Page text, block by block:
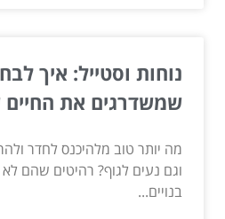
נוחות וסטייל: איך
שמשדרגים את
מה יותר טוב מלהיכנס לחדר
וגם נעים לגוף? רהיטים שהם
בנויים...